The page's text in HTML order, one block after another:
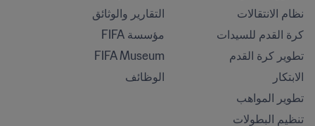
نظام الانتقالات
كرة القدم للسيدات
تطوير كرة القدم
الابتكار
تطوير المواهب
تنظيم البطولات
التقارير والوثائق
مؤسسة FIFA
FIFA Museum
الوظائف